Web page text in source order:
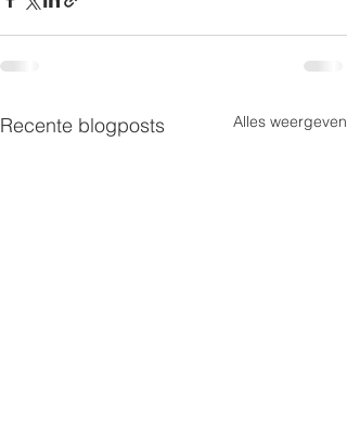
Recente blogposts Alles weergeven